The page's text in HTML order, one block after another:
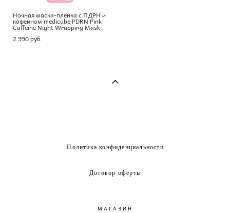
Ночная маска-плёнка с ПДРН и
кофеином medicube PDRN Pink
Caffeine Night Wrapping Mask
2 990 pуб.
Политика конфиденциальности
Договор оферты
МАГАЗИН